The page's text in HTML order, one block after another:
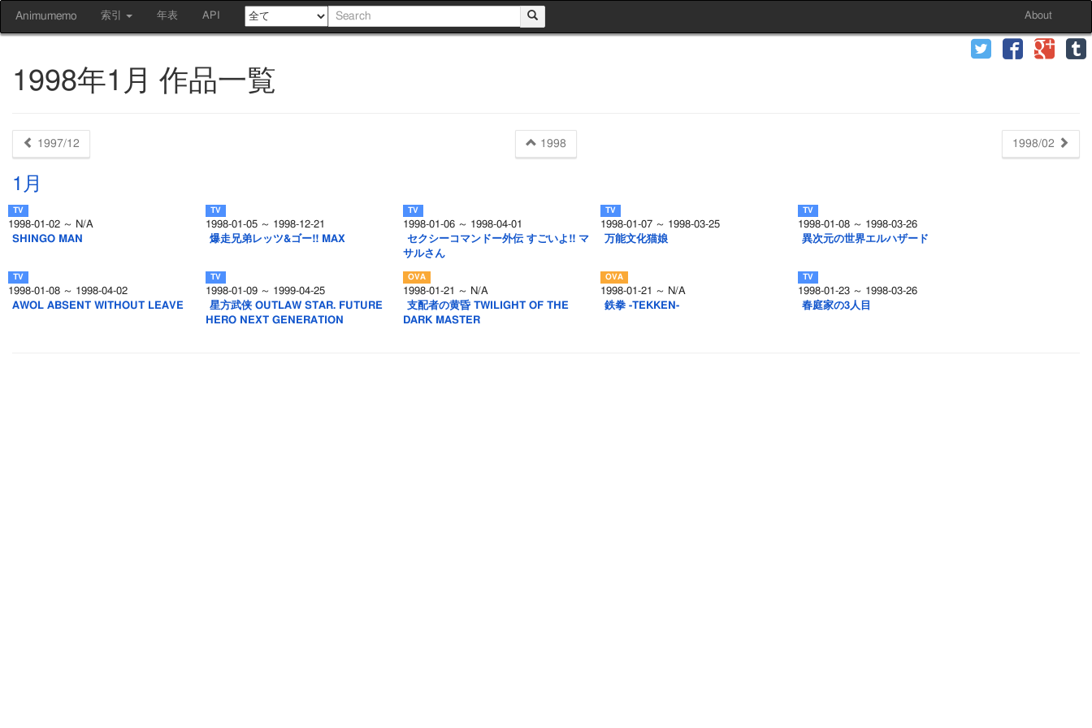
Animumemo 索引 年表 API About
1998年1月 作品一覧
1997/12 1998 1998/02
1月
1998-01-02 ～ N/A
SHINGO MAN
1998-01-05 ～ 1998-12-21
爆走兄弟レッツ&ゴー!! MAX
1998-01-06 ～ 1998-04-01
セクシーコマンドー外伝 すごいよ!! マ
サルさん
1998-01-07 ～ 1998-03-25
万能文化猫娘
1998-01-08 ～ 1998-03-26
異次元の世界エルハザード
1998-01-08 ～ 1998-04-02
AWOL ABSENT WITHOUT LEAVE
1998-01-09 ～ 1999-04-25
星方武侠 OUTLAW STAR. FUTURE
HERO NEXT GENERATION
1998-01-21 ～ N/A
支配者の黄昏 TWILIGHT OF THE
DARK MASTER
1998-01-21 ～ N/A
鉄拳 -TEKKEN-
1998-01-23 ～ 1998-03-26
春庭家の3人目